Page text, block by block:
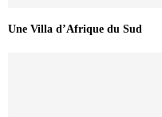
Une Villa d’Afrique du Sud